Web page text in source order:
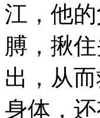
江，他
膊，揪
出，从
身体，